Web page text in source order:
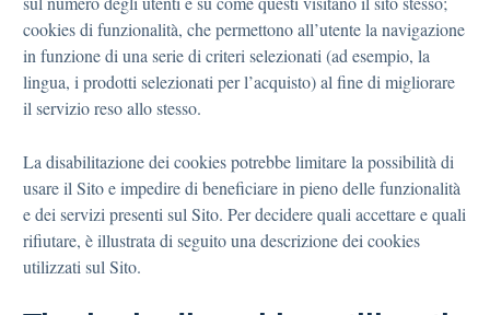
cookies di funzionalità, che permettono all’utente la navigazione
in funzione di una serie di criteri selezionati (ad esempio, la
lingua, i prodotti selezionati per l’acquisto) al fine di migliorare
il servizio reso allo stesso.
La disabilitazione dei cookies potrebbe limitare la possibilità di
usare il Sito e impedire di beneficiare in pieno delle funzionalità
e dei servizi presenti sul Sito. Per decidere quali accettare e quali
rifiutare, è illustrata di seguito una descrizione dei cookies
utilizzati sul Sito.